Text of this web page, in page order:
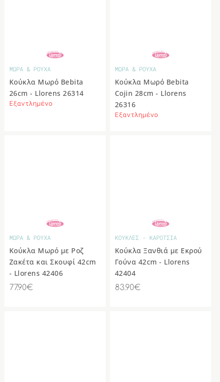
ΜΩΡΑ & ΡΟΥΧΑ
Κούκλα Μωρό Bebita
26cm - Llorens 26314
Εξαντλημένο
ΜΩΡΑ & ΡΟΥΧΑ
Κούκλα Μωρό Bebita
Cojin 28cm - Llorens
26316
Εξαντλημένο
ΜΩΡΑ & ΡΟΥΧΑ
Κούκλα Μωρό με Ροζ
Ζακέτα και Σκουφί 42cm
- Llorens 42406
77.90€
ΚΟΥΚΛΕΣ - ΚΑΡΟΤΣΙΑ
Κούκλα Ξανθιά με Εκρού
Γούνα 42cm - Llorens
42404
83.90€